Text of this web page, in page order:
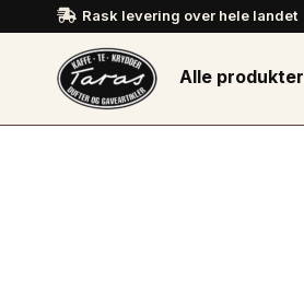
 Rask levering over hele landet
Alle produkter